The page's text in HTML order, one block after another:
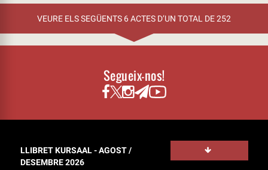
VEURE ELS SEGÜENTS 6 ACTES D’UN TOTAL DE 252
Segueix-nos!
LLIBRET KURSAAL - AGOST /
DESEMBRE 2026